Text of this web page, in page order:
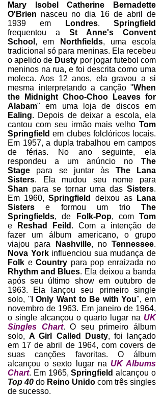
Mary Isobel Catherine Bernadette
O'Brien nasceu no dia 16 de abril de
1939 em
Londres.Springfield
frequentou a St Anne's Convent
School , em Northfields, uma escola
tradicional só para meninas. Ela recebeu
o apelido de Dusty por jogar futebol com
meninos na rua, e foi descrita como uma
moleca. Aos 12 anos, ela gravou a si
mesma interpretando a canção "When
the Midnight Choo-Choo Leaves for
Alabam" em uma loja de discos em
Ealing. Depois de deixar a escola, ela
cantou com seu irmão mais velho Tom
Springfield em clubes folclóricos locais.
Em 1957, a dupla trabalhou em campos
de férias. No ano seguinte, ela
respondeu a um anúncio no The
Stage para se juntar às The Lana
Sisters. Ela mudou seu nome para
Shan para se tornar uma das Sisters.
Em 1960,Springfield deixou as
Lana
Sisters e formou um trio The
Springfields, de Folk-Pop, comTom
e
Reshad Feild . Com a intenção de
fazer um álbum americano, o grupo
viajou para
Nashville, no Tennessee.
Nova Yorkinfluenciou sua mudança de
Folk e Country para pop enraizada no
Rhythm and Blues. Ela deixou a banda
após seu último show em outubro de
1963. Ela lançou seu primeiro single
solo, " I Only Want to Be with You", em
novembro de 1963. Em janeiro de 1964,
o single alcançou o quarto lugar na UK
Singles Chart. O seu primeiro álbum
solo,A Girl Called Dusty, foi lançado
em 17 de abril de 1964, com covers de
suas canções favoritas. O álbum
alcançou o sexto lugar na UK Albums
Chart. Em 1965,Springfield alcançou o
Top 40 do Reino Unido com três singles
de sucesso.